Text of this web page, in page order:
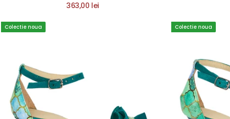
363,00 lei
Colectie noua Colectie noua